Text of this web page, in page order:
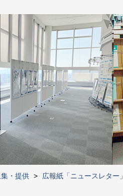
・提供 > 広報紙「ニュースレター」